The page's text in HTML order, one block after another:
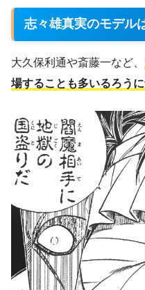
志々雄真実のモデル
大久保利通や斎藤一など、
場することも多いるろう